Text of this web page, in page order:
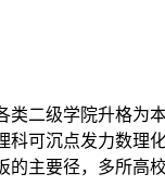
级学院升格为本
科可沉点发力数理
主要径，多所高